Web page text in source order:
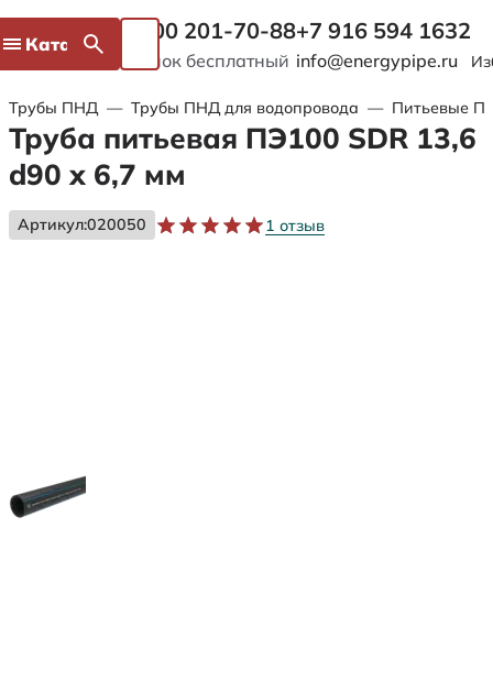
Каталог 8 800 201-70-88
Звонок бесплатный
+7 916 594 1632
info@energypipe.ru
Трубы ПНД — Трубы ПНД для водопровода — Питьевые
Труба питьевая ПЭ100 SDR 13,6
d90 х 6,7 мм
Артикул:020050 1 отзыв